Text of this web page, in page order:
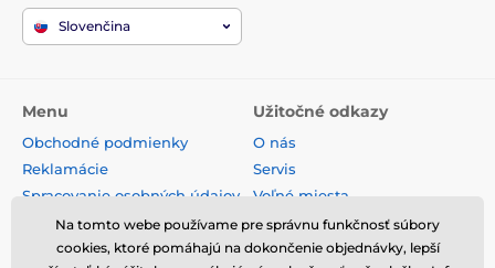
Slovenčina
Menu
Obchodné podmienky
Reklamácie
Spracovanie osobných údajov
Doprava a platba
Odstúpenie od zmluvy
Užitočné odkazy
O nás
Servis
Voľné miesta
Kontakt
Na tomto webe používame pre správnu funkčnosť súbory
cookies, ktoré pomáhajú na dokončenie objednávky, lepší